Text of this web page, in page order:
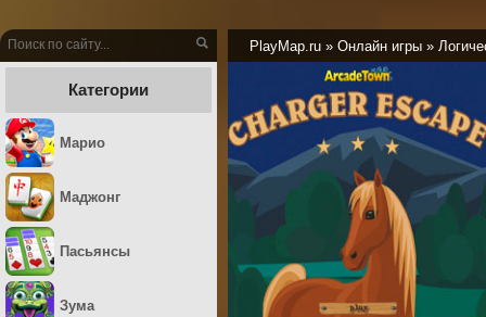
PlayMap.ru » Онлайн игры »
Категории
Марио
Маджонг
Пасьянсы
Зума